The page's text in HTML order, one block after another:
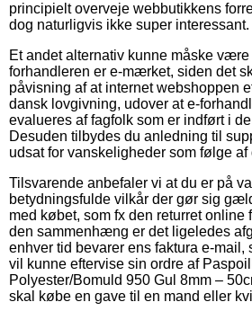
principielt overveje webbutikkens
dog naturligvis ikke super interessant.
Et andet alternativ kunne måske
forhandleren er e-mærket, siden det
påvisning af at internet webshoppen
dansk lovgivning, udover at e-
evalueres af fagfolk som er indført i
Desuden tilbydes du anledning til
udsat for vanskeligheder som følge af
Tilsvarende anbefaler vi at du er på
betydningsfulde vilkår der gør sig
med købet, som fx den returret online
den sammenhæng er det ligeledes
enhver tid bevarer ens faktura e-mail,
vil kunne eftervise sin ordre af
Polyester/Bomuld 950 Gul 8mm –
skal købe en gave til en mand eller